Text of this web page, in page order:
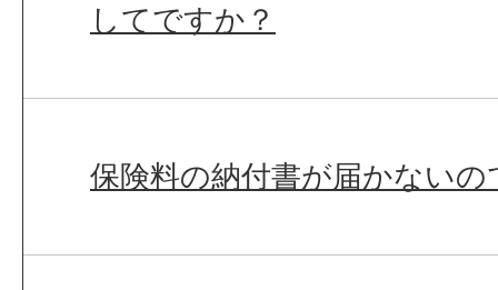
してですか？
保険料の納付書が届かないの